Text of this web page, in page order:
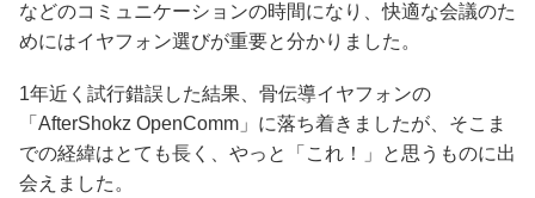
などのコミュニケーションの時間になり、快適な会議のた
めにはイヤフォン選びが重要と分かりました。
1年近く試行錯誤した結果、骨伝導イヤフォンの
「AfterShokz OpenComm」に落ち着きましたが、そこま
での経緯はとても長く、やっと「これ！」と思うものに出
会えました。